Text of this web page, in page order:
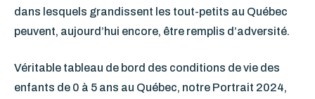
dans lesquels grandissent les tout-petits au Québec
peuvent, aujourd’hui encore, être remplis d’adversité.
Véritable tableau de bord des conditions de vie des
enfants de 0 à 5 ans au Québec, notre Portrait 2024,